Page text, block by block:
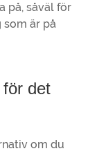
på, såväl för
som är på
det
om du